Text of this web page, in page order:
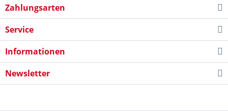
Zahlungsarten
Service
Informationen
Newsletter